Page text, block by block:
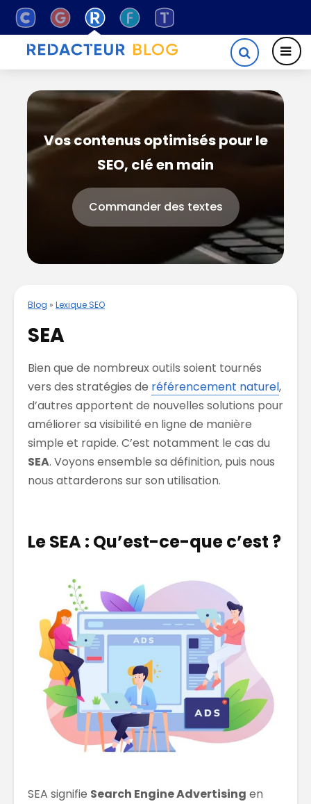
Vos contenus optimisés pour le
SEO, clé en main
Commander des textes
Blog » Lexique SEO
SEA
Bien que de nombreux outils soient tournés
vers des stratégies de référencement naturel,
d’autres apportent de nouvelles solutions pour
améliorer sa visibilité en ligne de manière
simple et rapide. C’est notamment le cas du
SEA. Voyons ensemble sa définition, puis nous
nous attarderons sur son utilisation.
Le SEA : Qu’est-ce-que c’est ?
SEA signifie Search Engine Advertising en